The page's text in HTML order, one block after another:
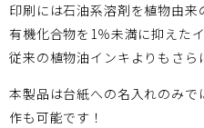
印刷には石油系溶剤を植物由
有機化合物を1％未満に抑えた
従来の植物油インキよりもさら
本製品は台紙への名入れのみ
作も可能です！